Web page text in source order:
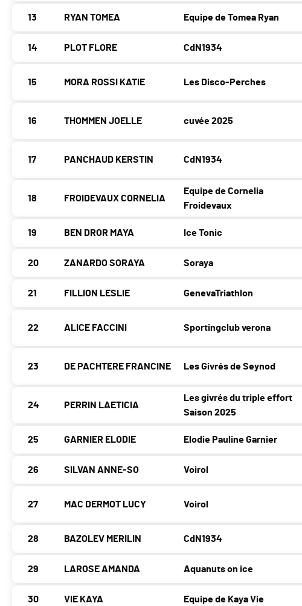
13 RYAN TOMEA Equipe de Tomea Ryan
14 PLOT FLORE CdN1934
15 MORA ROSSI KATIE Les Disco-Perches
16 THOMMEN JOELLE cuvée 2025
17 PANCHAUD KERSTIN CdN1934
18 FROIDEVAUX CORNELIA
Equipe de Cornelia
Froidevaux
19 BEN DROR MAYA Ice Tonic
20 ZANARDO SORAYA Soraya
21 FILLION LESLIE GenevaTriathlon
22 ALICE FACCINI Sportingclub verona
23 DE PACHTERE FRANCINE Les Givrés de Seynod
24 PERRIN LAETICIA
Les givrés du triple effort
Saison 2025
25 GARNIER ELODIE Elodie Pauline Garnier
26 SILVAN ANNE-SO Voirol
27 MAC DERMOT LUCY Voirol
28 BAZOLEV MERILIN CdN1934
29 LAROSE AMANDA Aquanuts on ice
30 VIE KAYA Equipe de Kaya Vie